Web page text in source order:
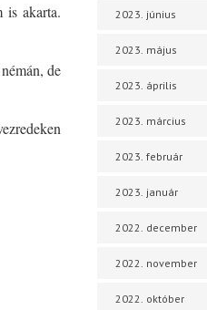
is akarta.
de
2023. június
2023. május
2023. április
2023. március
2023. február
2023. január
2022. december
2022. november
2022. október